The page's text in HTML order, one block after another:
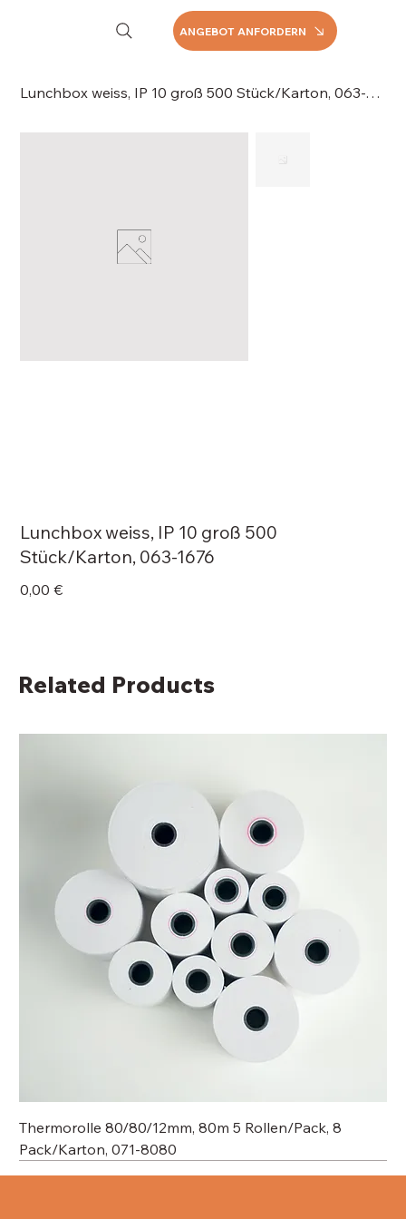
ANGEBOT ANFORDERN
Lunchbox weiss, IP 10 groß 500 Stück/Karton, 063-1676
Lunchbox weiss, IP 10 groß 500
Stück/Karton, 063-1676
Price
0,00 €
Related Products
Thermorolle 80/80/12mm, 80m 5 Rollen/Pack, 8
Pack/Karton, 071-8080